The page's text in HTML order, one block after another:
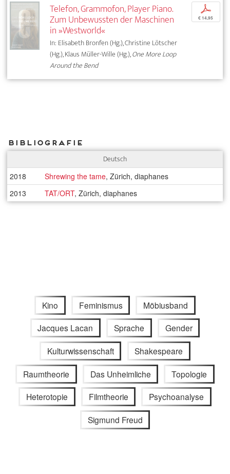
Telefon, Grammofon, Player Piano.
Zum Unbewussten der Maschinen
in »Westworld«
In: Elisabeth Bronfen (Hg.), Christine Lötscher
(Hg.), Klaus Müller-Wille (Hg.),One More Loop
Around the Bend
p
€ 14,95
Bibliografie
Deutsch
2018 Shrewing the tame, Zürich, diaphanes
2013
TAT/ORT, Zürich, diaphanes
Kino Feminismus Möbiusband
Jacques Lacan Sprache Gender
Kulturwissenschaft Shakespeare
Raumtheorie Das Unheimliche Topologie
Heterotopie Filmtheorie Psychoanalyse
Sigmund Freud